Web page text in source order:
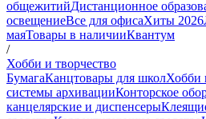
общежитийДистанционное
освещениеВсе для офисаХиты 2026
маяТовары в наличииКвантум
/
Хобби и творчество
БумагаКанцтовары для школХобби
системы архивацииКонторское
канцелярские и диспенсеры